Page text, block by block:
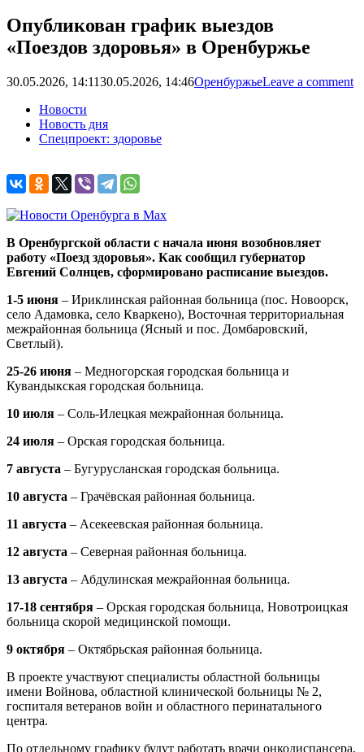
Опубликован график выездов
«Поездов здоровья» в Оренбуржье
30.05.2026, 14:1130.05.2026, 14:46ОренбуржьеLeave a comment
Новости
Новость дня
Спецпроект: здоровье
В Оренбургской области с начала июня возобновляет
работу «Поезд здоровья». Как сообщил губернатор
Евгений Солнцев, сформировано расписание выездов.
1-5 июня – Ириклинская районная больница (пос. Новоорск,
село Адамовка, село Кваркено), Восточная территориальная
межрайонная больница (Ясный и пос. Домбаровский,
Светлый).
25-26 июня – Медногорская городская больница и
Кувандыкская городская больница.
10 июля – Соль-Илецкая межрайонная больница.
24 июля – Орская городская больница.
7 августа – Бугурусланская городская больница.
10 августа – Грачёвская районная больница.
11 августа – Асекеевская районная больница.
12 августа – Северная районная больница.
13 августа – Абдулинская межрайонная больница.
17-18 сентября – Орская городская больница, Новотроицкая
больница скорой медицинской помощи.
9 октября – Октябрьская районная больница.
В проекте участвуют специалисты областной больницы
имени Войнова, областной клинической больницы № 2,
госпиталя ветеранов войн и областного перинатального
центра.
По отдельному графику будут работать врачи онкодиспансера,